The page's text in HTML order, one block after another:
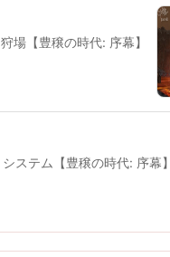
狩場【豊穣の時代: 序幕】
システム【豊穣の時代: 序幕】